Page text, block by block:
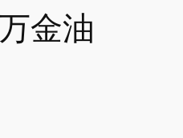
金油